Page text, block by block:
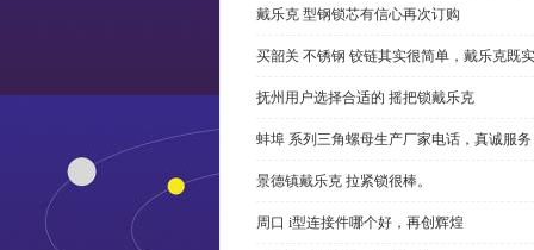
戴乐克 型钢锁芯有信心再次订购
买韶关 不锈钢 铰链其实很简单，戴乐克既
抚州用户选择合适的 摇把锁戴乐克
蚌埠 系列三角螺母生产厂家电话，真诚服务
景德镇戴乐克 拉紧锁很棒。
周口 i型连接件哪个好，再创辉煌